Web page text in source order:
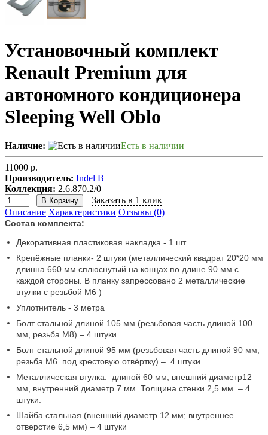
Установочный комплект
Renault Premium для
автономного кондиционера
Sleeping Well Oblo
Наличие: Есть в наличии
11000 р.
Производитель: Indel B
Коллекция: 2.6.870.2/0
В Корзину
Заказать в 1 клик
Описание Характеристики Отзывы (0)
Состав комплекта:
Декоративная пластиковая накладка - 1 шт
Крепёжные планки- 2 штуки (металлический квадрат 20*20 мм
длинна 660 мм сплюснутый на концах по длине 90 мм с
каждой стороны. В планку запрессовано 2 металлические
втулки с резьбой М6 )
Уплотнитель - 3 метра
Болт стальной длиной 105 мм (резьбовая часть длиной 100
мм, резьба М8) – 4 штуки
Болт стальной длиной 95 мм (резьбовая часть длиной 90 мм,
резьба М6 под крестовую отвёртку) – 4 штуки
Металлическая втулка: длиной 60 мм, внешний диаметр12
мм, внутренний диаметр 7 мм. Толщина стенки 2,5 мм. – 4
штуки.
Шайба стальная (внешний диаметр 12 мм; внутреннее
отверстие 6,5 мм) – 4 штуки